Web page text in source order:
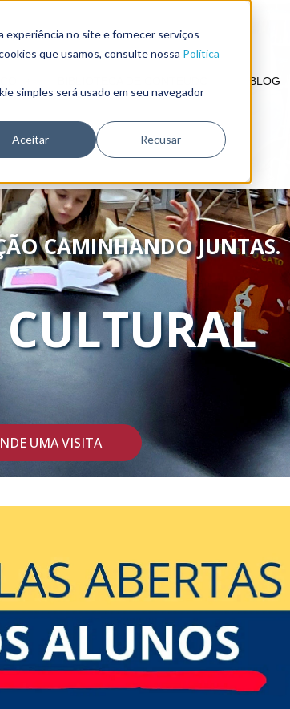
experiência no site e fornecer serviços
que usamos, consulte nossa Política
simples será usado em seu navegador
Aceitar Recusar
BLOG
CAMINHANDO JUNTAS.
UMA VISITA